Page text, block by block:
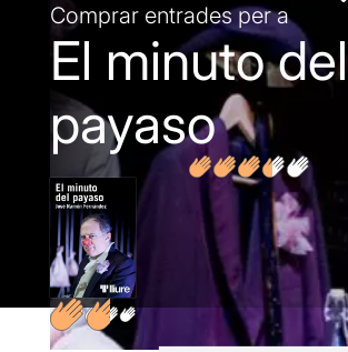
Comprar entrades per a
El minuto del
payaso